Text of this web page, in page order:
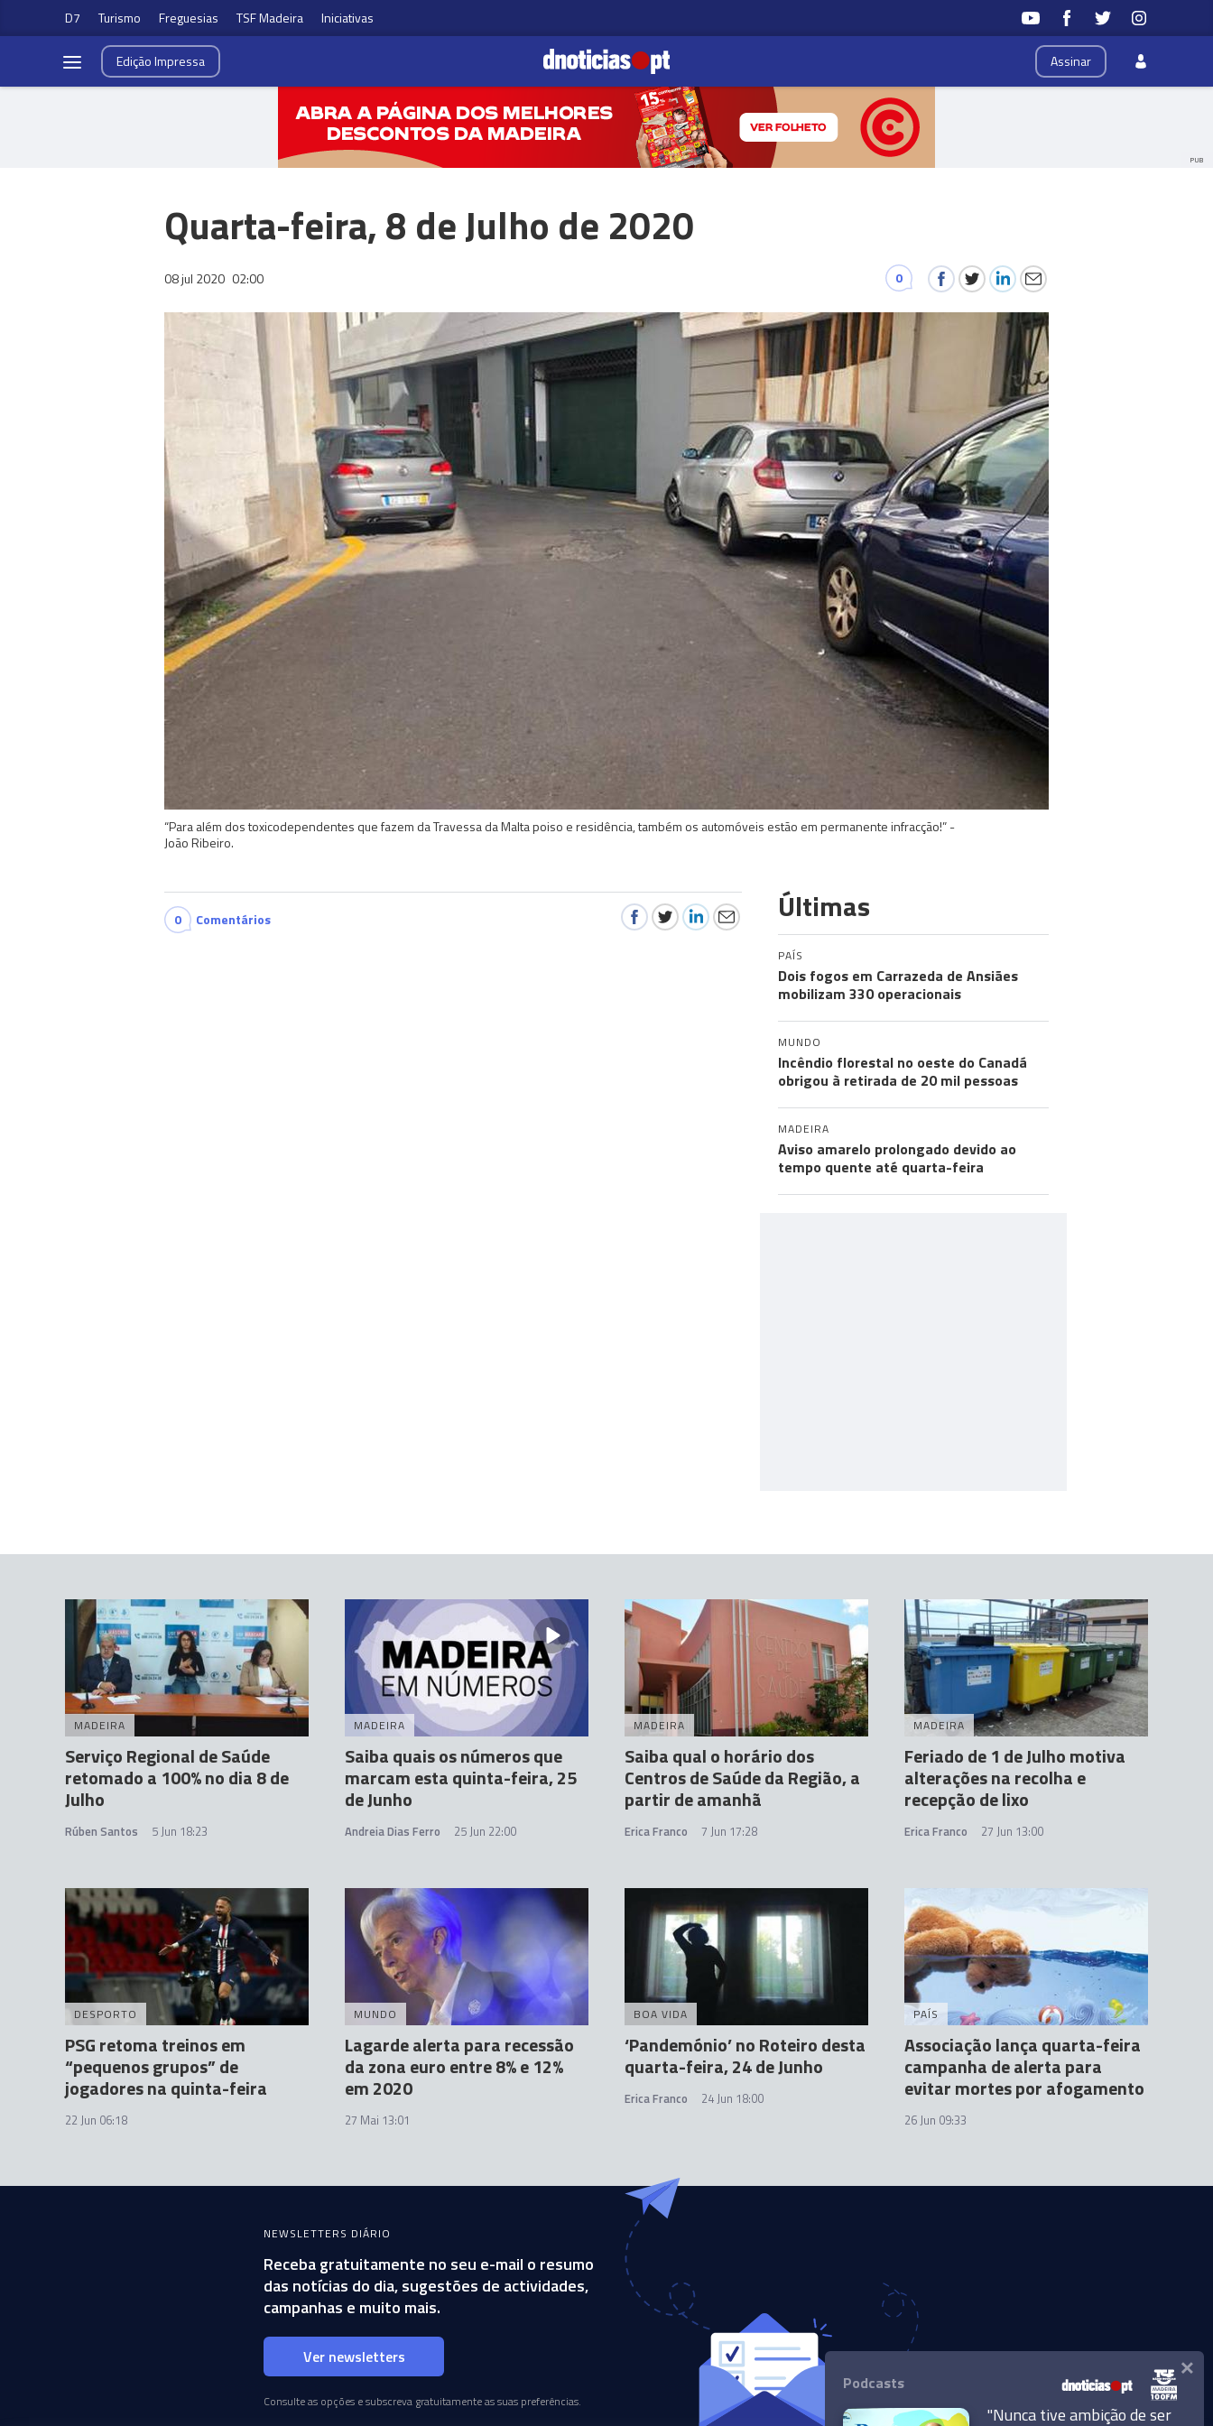
D7 Turismo Freguesias TSF Madeira Iniciativas
Assinar
EdiçãoImpressa
PUB
Quarta-feira, 8 de Julho de 2020
08 jul 2020 02:00 0
“Para além dos toxicodependentes que fazem da Travessa da Malta poiso e residência, também os automóveis estão em permanente infracção!” -
João Ribeiro.
0 Comentários Últimas
PAÍS
Dois fogos em Carrazeda de Ansiães
mobilizam 330 operacionais
MUNDO
Incêndio florestal no oeste do Canadá
obrigou à retirada de 20 mil pessoas
MADEIRA
Aviso amarelo prolongado devido ao
tempo quente até quarta-feira
MADEIRA
Serviço Regional de Saúde
retomado a 100% no dia 8 de
Julho
Rúben Santos 5 Jun 18:23
MADEIRA
Saiba quais os números que
marcam esta quinta-feira, 25
de Junho
Andreia Dias Ferro 25 Jun 22:00
MADEIRA
Saiba qual o horário dos
Centros de Saúde da Região, a
partir de amanhã
Erica Franco 7 Jun 17:28
MADEIRA
Feriado de 1 de Julho motiva
alterações na recolha e
recepção de lixo
Erica Franco 27 Jun 13:00
DESPORTO
PSG retoma treinos em
“pequenos grupos” de
jogadores na quinta-feira
22 Jun 06:18
MUNDO
Lagarde alerta para recessão
da zona euro entre 8% e 12%
em 2020
27 Mai 13:01
BOA VIDA
‘Pandemónio’ no Roteiro desta
quarta-feira, 24 de Junho
Erica Franco 24 Jun 18:00
PAÍS
Associação lança quarta-feira
campanha de alerta para
evitar mortes por afogamento
26 Jun 09:33
NEWSLETTERS DIÁRIO
Receba gratuitamente no seu e-mail o resumo
das notícias do dia, sugestões de actividades,
campanhas e muito mais.
Ver newsletters
Consulte as opções e subscreva gratuitamente as suas preferências.
Podcasts
"Nunca tive ambição de ser
×